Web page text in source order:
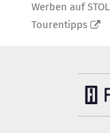
Werben auf STOL
Tourentipps